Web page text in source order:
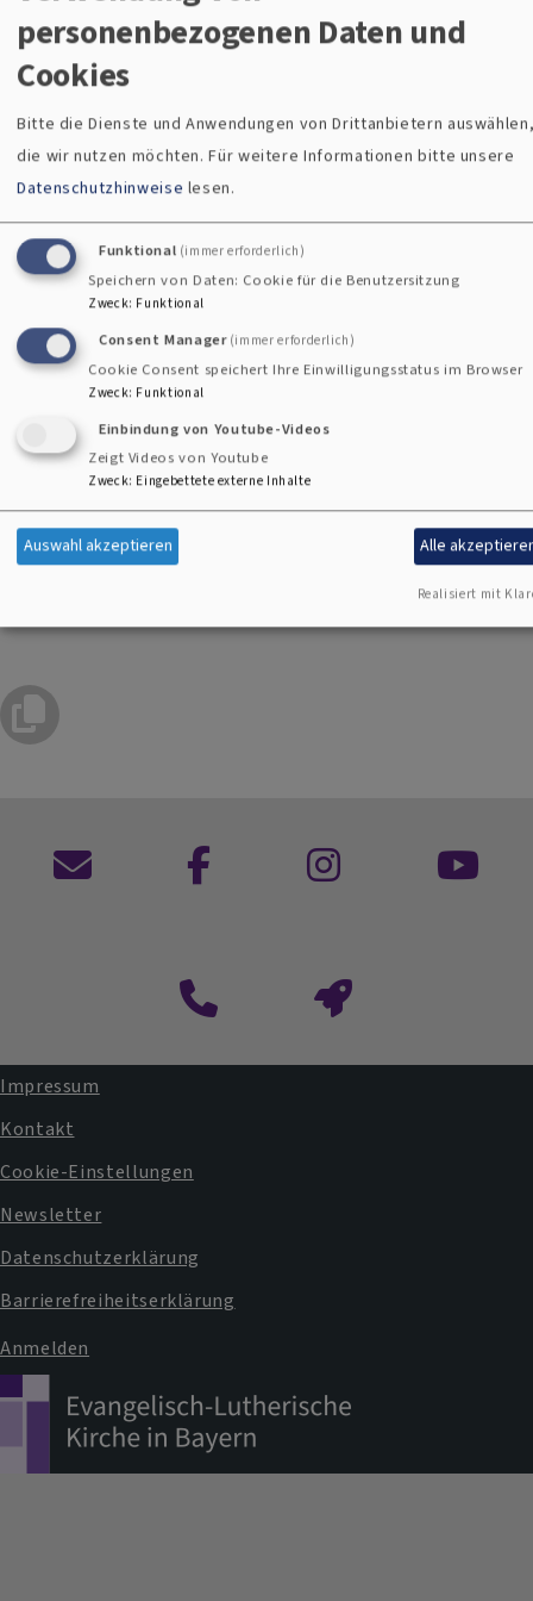
Spirituelle Apotheke:Ökumenische Website mit Kurzinfos
zu verschiedenen religiösen Strömungen
Evangelische Zentralstelle für Weltanschauungsfragen der
EKD
Website Bayern-evangelisch.de
Website der Landeskirche Württemberg
Kriterien für konfliktträchtige Gruppierungen
Kontaktformular
Fußbereichsmenü
Impressum
Kontakt
Cookie-Einstellungen
Newsletter
Datenschutzerklärung
Barrierefreiheitserklärung
Benutzermenü
Anmelden
personenbezogenen Daten und
Cookies
Bitte die Dienste und Anwendungen von Drittanbietern
die wir nutzen möchten.Für weitere Informationen bitte unsere
Datenschutzhinweise lesen.
Funktional (immer erforderlich)
Speichern von Daten: Cookie für die Benutzersitzung
Zweck: Funktional
Consent Manager (immer erforderlich)
Cookie Consent speichert Ihre Einwilligungsstatus im Browser
Zweck: Funktional
Einbindung von Youtube-Videos
Zeigt Videos von Youtube
Zweck: Eingebettete externe Inhalte
Auswahl akzeptieren Alle
Realisiert mit